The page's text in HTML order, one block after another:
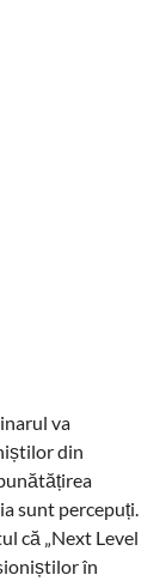
va
din
sunt percepuți.
că „Next Level
în